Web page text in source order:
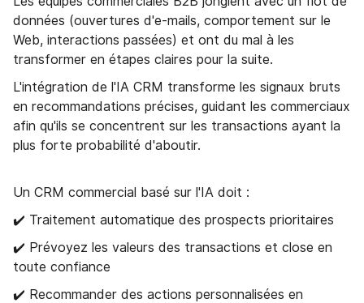
données (ouvertures d'e-mails, comportement sur le
Web, interactions passées) et ont du mal à les
transformer en étapes claires pour la suite.
L'intégration de l'IA CRM transforme les signaux bruts
en recommandations précises, guidant les commerciaux
afin qu'ils se concentrent sur les transactions ayant la
plus forte probabilité d'aboutir.
Un CRM commercial basé sur l'IA doit :
✔️ Traitement automatique des prospects prioritaires
✔️ Prévoyez les valeurs des transactions et close en
toute confiance
✔️ Recommander des actions personnalisées en